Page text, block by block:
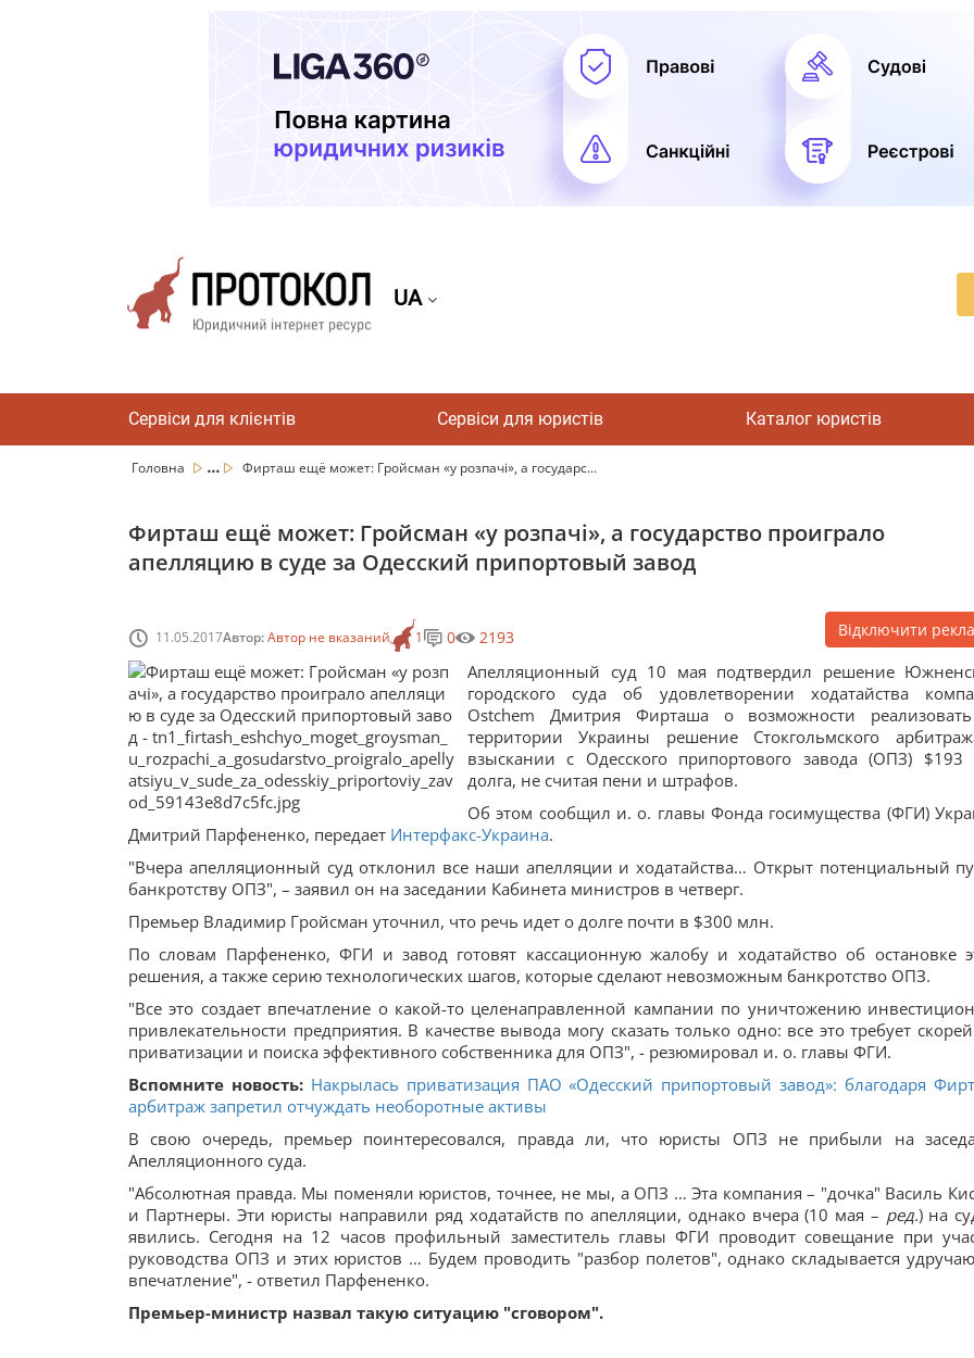
UA
Сервіси для клієнтів Сервіси для юристів Каталог юристів
Головна ... Фирташ ещё может: Гройсман «у розпачі», а государс...
Фирташ ещё может: Гройсман «у розпачі», а государство проиграло
апелляцию в суде за Одесский припортовый завод
11.05.2017Автор:Автор не вказаний 1 0 2193 Відключити
Апелляционный суд 10 мая подтвердил решение
городского суда об удовлетворении ходатайства
Ostchem Дмитрия Фирташа о возможности
территории Украины решение Стокгольмского
взыскании с Одесского припортового завода (ОПЗ)
долга, не считая пени и штрафов.
Об этом сообщил и. о. главы Фонда госимущества (ФГИ)
Дмитрий Парфененко, передает Интерфакс-Украина.
"Вчера апелляционный суд отклонил все наши апелляции и ходатайства… Открыт потенциальный
банкротству ОПЗ", – заявил он на заседании Кабинета министров в четверг.
Премьер Владимир Гройсман уточнил, что речь идет о долге почти в $300 млн.
По словам Парфененко, ФГИ и завод готовят кассационную жалобу и ходатайство об остановке
решения, а также серию технологических шагов, которые сделают невозможным банкротство ОПЗ.
"Все это создает впечатление о какой-то целенаправленной кампании по уничтожению
привлекательности предприятия. В качестве вывода могу сказать только одно: все это требует
приватизации и поиска эффективного собственника для ОПЗ", - резюмировал и. о. главы ФГИ.
Вспомните новость: Накрылась приватизация ПАО «Одесский припортовый завод»: благодаря
арбитраж запретил отчуждать необоротные активы
В свою очередь, премьер поинтересовался, правда ли, что юристы ОПЗ не прибыли на
Апелляционного суда.
"Абсолютная правда. Мы поменяли юристов, точнее, не мы, а ОПЗ … Эта компания – "дочка" Василь
и Партнеры. Эти юристы направили ряд ходатайств по апелляции, однако вчера (10 мая – ред.) на
явились. Сегодня на 12 часов профильный заместитель главы ФГИ проводит совещание при
руководства ОПЗ и этих юристов … Будем проводить "разбор полетов", однако складывается
впечатление", - ответил Парфененко.
Премьер-министр назвал такую ситуацию "сговором".